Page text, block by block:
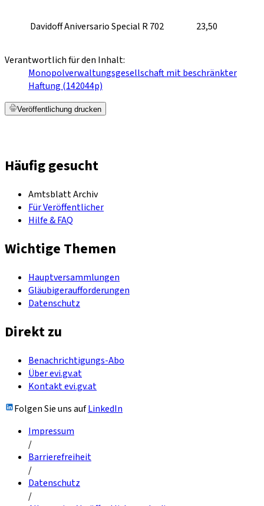
Davidoff Aniversario Special R 702 23,50
Verantwortlich für den Inhalt:
Monopolverwaltungsgesellschaft mit beschränkter
Haftung (142044p)
Veröffentlichung drucken
Häufig gesucht
Amtsblatt Archiv
Für Veröffentlicher
Hilfe & FAQ
Wichtige Themen
Hauptversammlungen
Gläubigeraufforderungen
Datenschutz
Direkt zu
Benachrichtigungs-Abo
Über evi.gv.at
Kontakt evi.gv.at
Folgen Sie uns aufLinkedIn
Impressum
/
Barrierefreiheit
/
Datenschutz
/